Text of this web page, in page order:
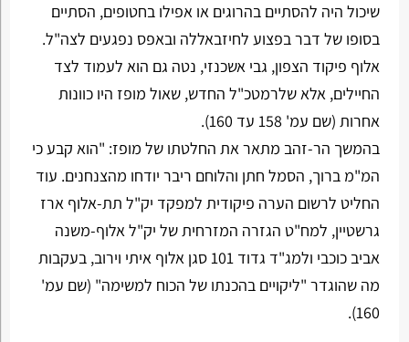
שיכול היה להסתיים בהרוגים או אפילו בחטופים, הסתיים
בסופו של דבר בפצוע לחיזבאללה ובאפס נפגעים לצה"ל.
אלוף פיקוד הצפון, גבי אשכנזי, נטה גם הוא לעמוד לצד
החיילים, אלא שלרמטכ"ל החדש, שאול מופז היו כוונות
אחרות (שם עמ' 158 עד 160).
בהמשך הר-זהב מתאר את החלטתו של מופז: "הוא קבע כי
המ"מ ברוך, הסמל חתן והלוחם ריבר יודחו מהצנחנים. עוד
החליט לרשום הערה פיקודית למפקד יק"ל תת-אלוף ארז
גרשטיין, למח"ט הגזרה המזרחית של יק"ל אלוף-משנה
אביב כוכבי ולמג"ד גדוד 101 סגן אלוף איתי וירוב, בעקבות
מה שהוגדר "ליקויים בהכנתו של הכוח למשימה" (שם עמ'
160).